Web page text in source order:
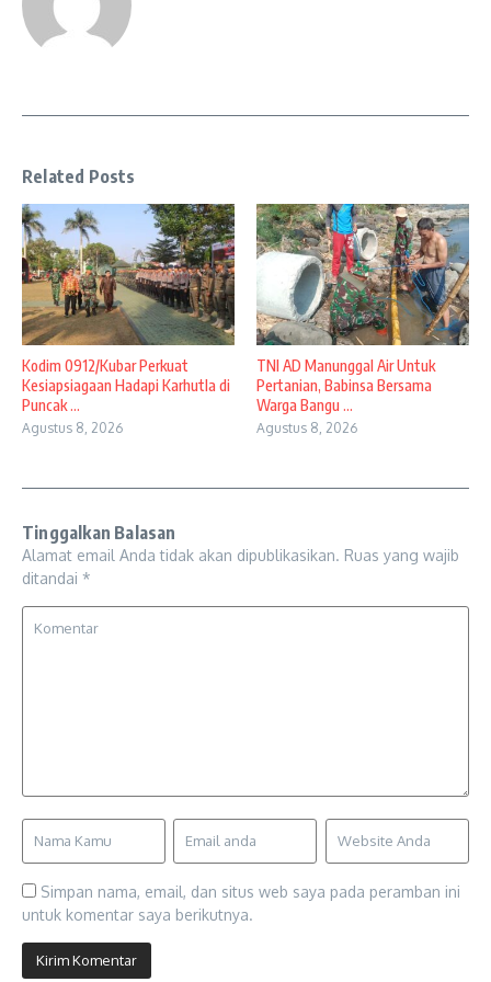
Related Posts
Kodim 0912/Kubar Perkuat
Kesiapsiagaan Hadapi Karhutla di
Puncak ...
Agustus 8, 2026
TNI AD Manunggal Air Untuk
Pertanian, Babinsa Bersama
Warga Bangu ...
Agustus 8, 2026
Tinggalkan Balasan
Alamat email Anda tidak akan dipublikasikan. Ruas yang wajib
ditandai *
Simpan nama, email, dan situs web saya pada peramban ini
untuk komentar saya berikutnya.